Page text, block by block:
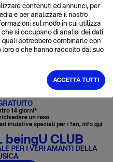
contenuti ed annunci, per
e per analizzare il nostro
sul modo in cui utilizza
si occupano di analisi dei dati
potrebbero combinarle con
o che hanno raccolto dal suo
ACCETTA TUTTI
puoi trovarla tra le domande
e ti risponderemo entro 48H
GRATUITA
CARTA CULTURA
14 giorni*
un reso
iniziative speciali per i fan, infoqui
beingU CLUB
PER I VERI AMANTI DELLA